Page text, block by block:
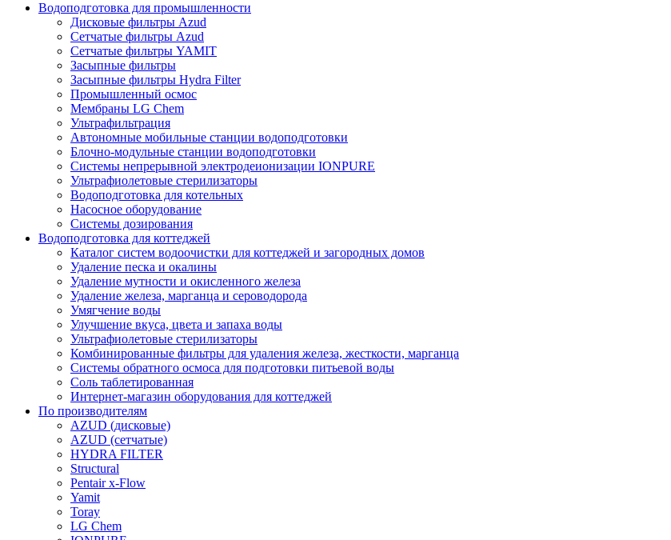
Водоподготовка для промышленности
Дисковые фильтры Azud
Сетчатые фильтры Azud
Сетчатые фильтры YAMIT
Засыпные фильтры
Засыпные фильтры Hydra Filter
Промышленный осмос
Мембраны LG Chem
Ультрафильтрация
Автономные мобильные станции водоподготовки
Блочно-модульные станции водоподготовки
Системы непрерывной электродеионизации IONPURE
Ультрафиолетовые стерилизаторы
Водоподготовка для котельных
Насосное оборудование
Системы дозирования
Водоподготовка для коттеджей
Каталог систем водоочистки для коттеджей и загородных домов
Удаление песка и окалины
Удаление мутности и окисленного железа
Удаление железа, марганца и сероводорода
Умягчение воды
Улучшение вкуса, цвета и запаха воды
Ультрафиолетовые стерилизаторы
Комбинированные фильтры для удаления железа, жесткости, марганца
Системы обратного осмоса для подготовки питьевой воды
Соль таблетированная
Интернет-магазин оборудования для коттеджей
По производителям
AZUD (дисковые)
AZUD (сетчатые)
HYDRA FILTER
Structural
Pentair x-Flow
Yamit
Toray
LG Chem